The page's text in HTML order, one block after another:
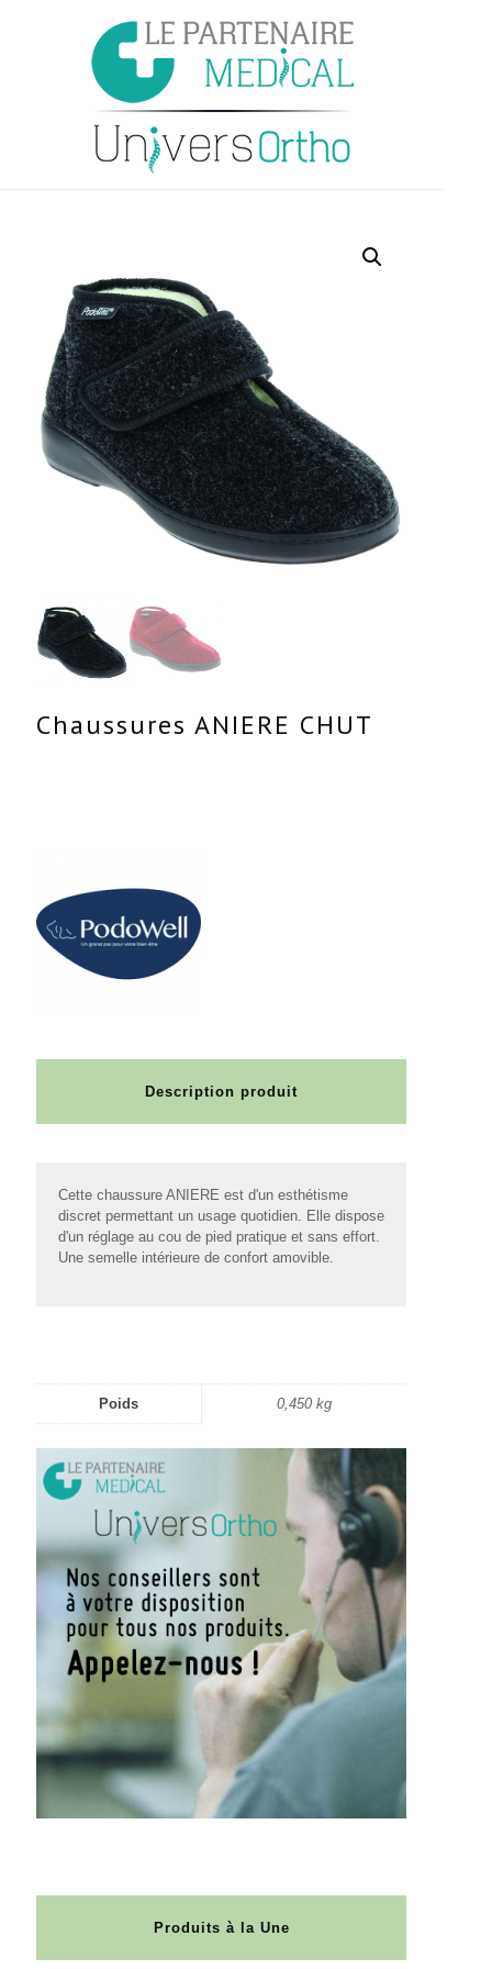
Chaussures ANIERE CHUT
Description produit
Cette chaussure ANIERE est d'un esthétisme
discret permettant un usage quotidien. Elle dispose
d'un réglage au cou de pied pratique et sans effort.
Une semelle intérieure de confort amovible.
Poids 0,450 kg
Produits à la Une